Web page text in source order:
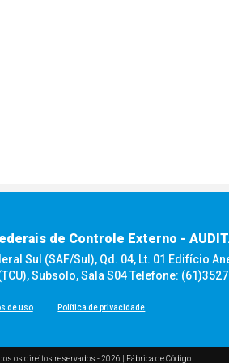
de Controle Externo -
Sul (SAF/Sul), Qd. 04, Lt. 01 Edifício
Subsolo, Sala S04 Telefone:
de uso Política de privacidade
os direitos reservados - 2026 | Fábrica de Código